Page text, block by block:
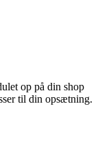
op på din shop
til din opsætning.